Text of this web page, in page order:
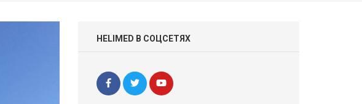
HELIMED В СОЦСЕТЯХ